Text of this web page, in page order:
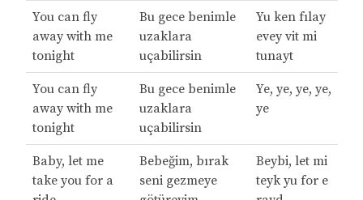
You can fly
away with me
tonight
Bu gece benimle
uzaklara
uçabilirsin
Yu ken fılay
evey vit mi
tunayt
You can fly
away with me
tonight
Bu gece benimle
uzaklara
uçabilirsin
Ye, ye, ye, ye,
ye
Baby, let me
take you for a
Bebeğim, bırak
seni gezmeye
Beybi, let mi
teyk yu for e